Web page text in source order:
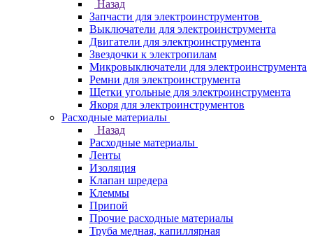
Назад
Запчасти для электроинструментов
Выключатели для электроинструмента
Двигатели для электроинструмента
Звездочки к электропилам
Микровыключатели для электроинструмента
Ремни для электроинструмента
Щетки угольные для электроинструмента
Якоря для электроинструментов
Расходные материалы
Назад
Расходные материалы
Ленты
Изоляция
Клапан шредера
Клеммы
Припой
Прочие расходные материалы
Труба медная, капиллярная